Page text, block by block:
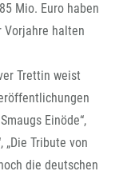
Mio. Euro haben
Vorjahre halten
Trettin weist
Einöde“,
„Die Tribute von
die deutschen